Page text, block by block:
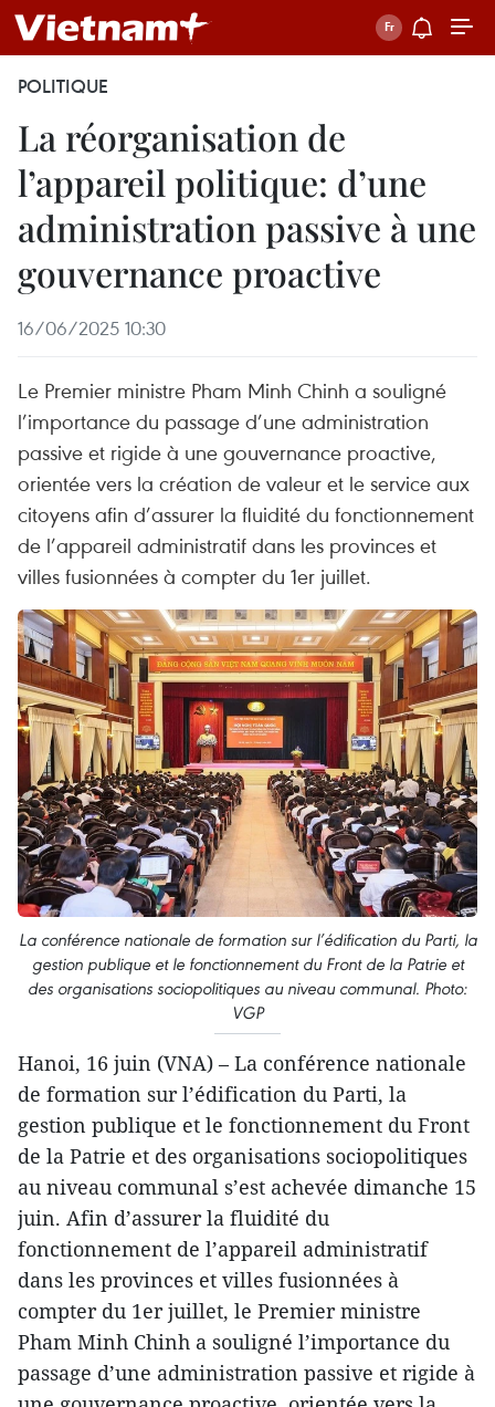
POLITIQUE
La réorganisation de
l’appareil politique: d’une
administration passive à une
gouvernance proactive
16/06/2025 10:30
Le Premier ministre Pham Minh Chinh a souligné
l’importance du passage d’une administration
passive et rigide à une gouvernance proactive,
orientée vers la création de valeur et le service aux
citoyens afin d’assurer la fluidité du fonctionnement
de l’appareil administratif dans les provinces et
villes fusionnées à compter du 1er juillet.
La conférence nationale de formation sur l’édification du Parti, la
gestion publique et le fonctionnement du Front de la Patrie et
des organisations sociopolitiques au niveau communal. Photo:
VGP
Hanoi, 16 juin (VNA) – La conférence nationale
de formation sur l’édification du Parti, la
gestion publique et le fonctionnement du Front
de la Patrie et des organisations sociopolitiques
au niveau communal s’est achevée dimanche 15
juin. Afin d’assurer la fluidité du
fonctionnement de l’appareil administratif
dans les provinces et villes fusionnées à
compter du 1er juillet, le Premier ministre
Pham Minh Chinh a souligné l’importance du
passage d’une administration passive et rigide à